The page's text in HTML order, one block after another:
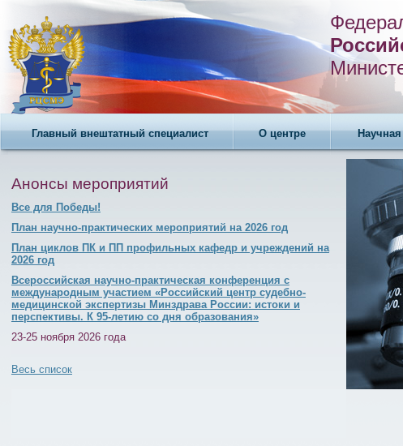
Главный внештатный специалист О центре
Анонсы мероприятий
Все для Победы!
План научно-практических мероприятий на 2026 год
План циклов ПК и ПП профильных кафедр и учреждений на
2026 год
Всероссийская научно-практическая конференция с
международным участием «Российский центр судебно-
медицинской экспертизы Минздрава России: истоки и
перспективы. К 95-летию со дня образования»
23-25 ноября 2026 года
Весь список